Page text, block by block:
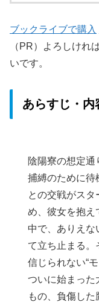
ブックライブで購入
（PR）よろしけれ
いです。
あらすじ・内
陰陽寮の想定通
捕縛のために待
との交戦がスタ
め、彼女を抱え
中で、ありえ
て立ち止まる。
信じられない“
ついに始まった
もの、負傷し